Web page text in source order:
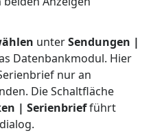
unterSendungen |
Datenbankmodul. Hier
nur an
Die Schaltfläche
| Serienbriefführt